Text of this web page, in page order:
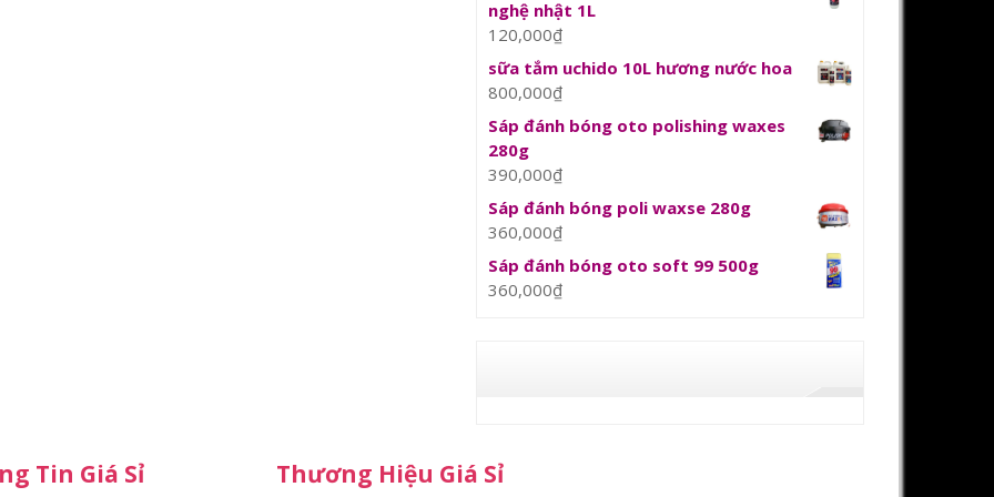
nghệ nhật 1L
120,000₫
sữa tắm uchido 10L hương nước hoa
800,000₫
Sáp đánh bóng oto polishing waxes
280g
390,000₫
Sáp đánh bóng poli waxse 280g
360,000₫
Sáp đánh bóng oto soft 99 500g
360,000₫
Tin Giá Sỉ Thương Hiệu Giá Sỉ